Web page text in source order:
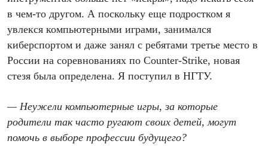
в чем-то другом. А поскольку еще подростком я
увлекся компьютерными играми, занимался
киберспортом и даже занял с ребятами третье место в
России на соревнованиях по Counter-Strike, новая
стезя была определена. Я поступил в НГТУ.
— Неужели компьютерные игры, за которые
родители так часто ругают своих детей, могут
помочь в выборе профессии будущего?